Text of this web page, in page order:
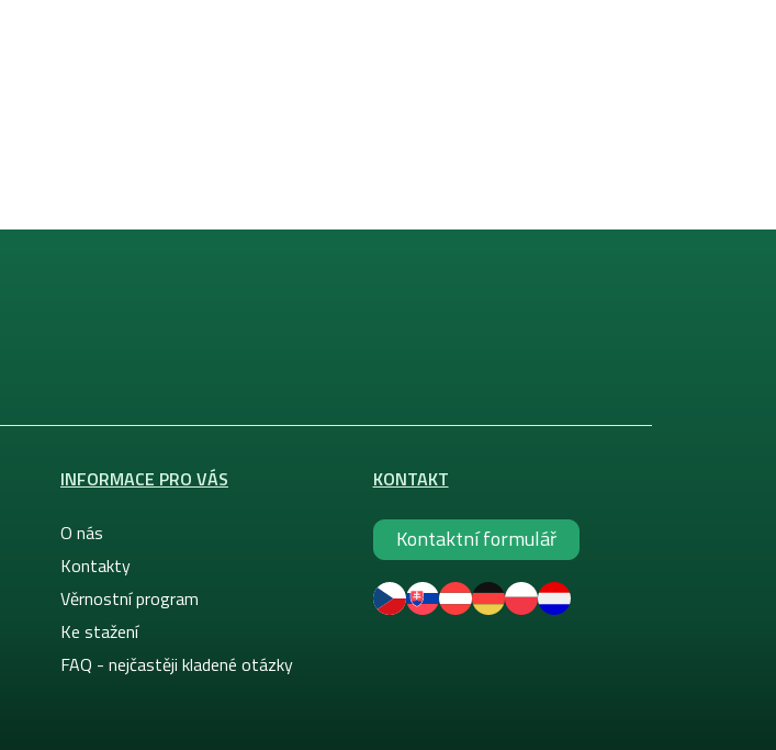
INFORMACE PRO VÁS
O nás
Kontakty
Věrnostní program
Ke stažení
FAQ - nejčastěji kladené otázky
KONTAKT
Kontaktní formulář